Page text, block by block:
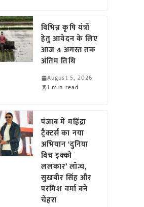
विभिन्न कृषि यंत्रों
हेतु आवेदन के लिए
आज 4 अगस्त तक
अंतिम तिथि
August 5, 2026
1 min read
पंजाब में महिंद्रा
ट्रैक्टर्स का नया
अभियान ‘दुनिया
विच इक्को
ललकार’ लॉन्च,
सुखबीर सिंह और
परमिश वर्मा बने
चेहरा